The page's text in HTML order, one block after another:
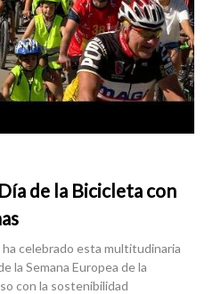
de la Bicicleta con
celebrado esta multitudinaria
la Semana Europea de la
con la sostenibilidad